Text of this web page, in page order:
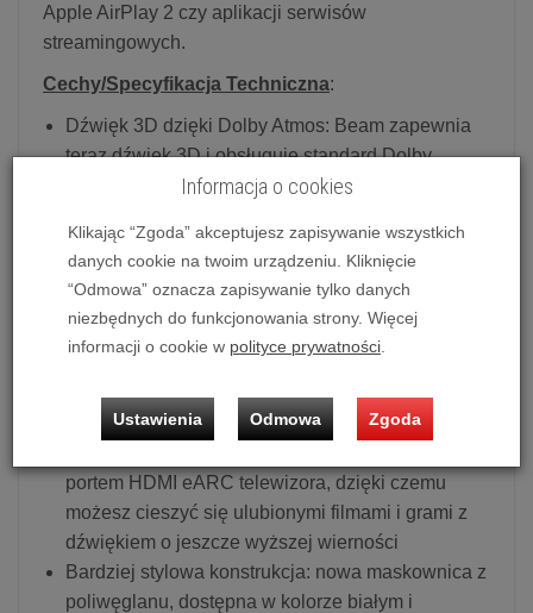
Apple AirPlay 2 czy aplikacji serwisów
streamingowych.
Cechy/Specyfikacja Techniczna:
Dźwięk 3D dzięki Dolby Atmos: Beam zapewnia
teraz dźwięk 3D i obsługuje standard Dolby
Atmos, dzięki czemu poczujesz, jakby samolot
kroki osoby w pomieszczeniu i doświadczysz
wszechogarniającej ścieżki dźwiękowej
Lepszy dźwięk, ten sam rozmiar: szybszy procesor
zapewnia bardziej porywające wrażenia
Ulepszony szeregowy układ głośników Beam
rozprowadza dźwięk w pomieszczeniu tak, aby był
portem HDMI eARC telewizora, dzięki czemu
możesz cieszyć się ulubionymi filmami i grami z
dźwiękiem o jeszcze wyższej wierności
Bardziej stylowa konstrukcja: nowa maskownica z
poliwęglanu, dostępna w kolorze białym i
Informacja o cookies
Klikając “Zgoda” akceptujesz zapisywanie wszystkich
danych cookie na twoim urządzeniu. Kliknięcie
“Odmowa” oznacza zapisywanie tylko danych
niezbędnych do funkcjonowania strony. Więcej
informacji o cookie w polityce prywatności
Ustawienia Odmowa Zgoda